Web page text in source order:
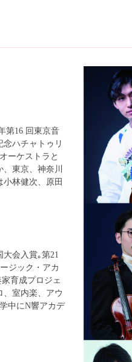
第16 回東京音
ハチャトゥリ
ーケストラと
東京、神奈川
林健次、原田
会入賞｡第21
ジック・アカ
育成プロジェ
室内楽、アウ
中にN響アカデ